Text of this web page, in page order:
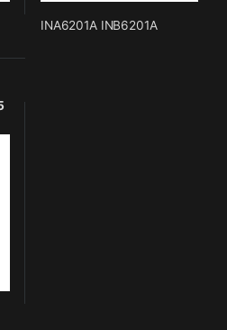
INA6201A INB6201A